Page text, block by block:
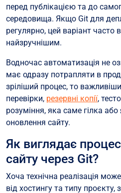
перед публікацією та до
середовища. Якщо Git для
регулярно, цей варіант часто
найзручнішим.
Водночас автоматизація не
має одразу потрапляти в
зріліший процес, то
перевірки, резервні копії,
розуміння, яка саме гілка або
оновлення сайту.
Як виглядає
сайту через Git?
Хоча технічна реалізація
від хостингу та типу проєкту,